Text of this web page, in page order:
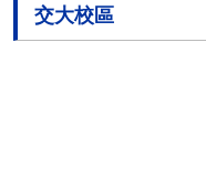
交大校區